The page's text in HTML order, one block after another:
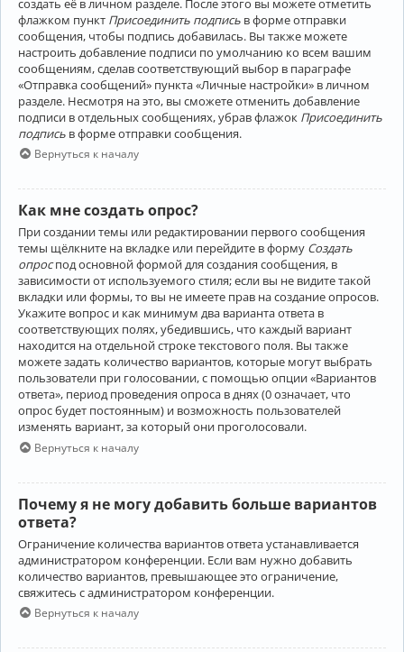
флажком пункт Присоединить подпись в форме отправки
сообщения, чтобы подпись добавилась. Вы также можете
настроить добавление подписи по умолчанию ко всем вашим
сообщениям, сделав соответствующий выбор в параграфе
«Отправка сообщений» пункта «Личные настройки» в личном
разделе. Несмотря на это, вы сможете отменить добавление
подписи в отдельных сообщениях, убрав флажок Присоединить
подпись в форме отправки сообщения.
Вернуться к началу
Как мне создать опрос?
При создании темы или редактировании первого сообщения
темы щёлкните на вкладке или перейдите в форму Создать
опроспод основной формой для создания сообщения, в
зависимости от используемого стиля; если вы не видите такой
вкладки или формы, то вы не имеете прав на создание опросов.
Укажите вопрос и как минимум два варианта ответа в
соответствующих полях, убедившись, что каждый вариант
находится на отдельной строке текстового поля. Вы также
можете задать количество вариантов, которые могут выбрать
пользователи при голосовании, с помощью опции «Вариантов
ответа», период проведения опроса в днях (0 означает, что
опрос будет постоянным) и возможность пользователей
изменять вариант, за который они проголосовали.
Вернуться к началу
Почему я не могу добавить больше вариантов
ответа?
Ограничение количества вариантов ответа устанавливается
администратором конференции. Если вам нужно добавить
количество вариантов, превышающее это ограничение,
свяжитесь с администратором конференции.
Вернуться к началу